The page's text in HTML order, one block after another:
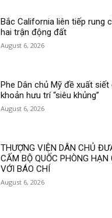
Bắc California liên tiếp rung
hai trận động đất
August 6, 2026
Phe Dân chủ Mỹ đề xuất
khoản hưu trí “siêu khủng”
August 6, 2026
THƯỢNG VIỆN DÂN CHỦ
CẤM BỘ QUỐC PHÒNG HẠN
VỚI BÁO CHÍ
August 6, 2026